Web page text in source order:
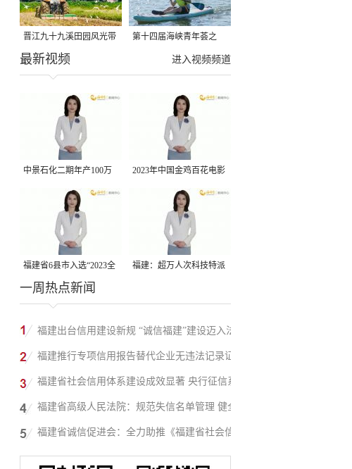
晋江九十九溪田园风光带
千亩早稻迎来成熟收割季
第十四届海峡青年荟之
2026榕台青年大学生水上
进入视频频道
最新视频
中景石化二期年产100万
吨丙烷脱氢项目建成中交
2023年中国金鸡百花电影
节有福电影巡展31日启动
福建省6县市入选“2023全
国县域发展潜力百强县”
福建：超万人次科技特派
一周热点新闻
福建出台信用建设新规 “诚信福建”建设迈入法
治化新阶段
福建推行专项信用报告替代企业无违法记录证
明改革成效显著
福建省社会信用体系建设成效显著 央行征信系
统赋能实体经济
福建省高级人民法院：规范失信名单管理 健全
信用修复机制
福建省诚信促进会：全力助推《福建省社会信
用条例》落地见效